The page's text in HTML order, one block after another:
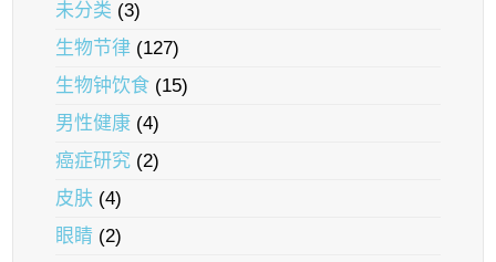
未分类 (3)
生物节律 (127)
生物钟饮食 (15)
男性健康 (4)
癌症研究 (2)
皮肤 (4)
眼睛 (2)